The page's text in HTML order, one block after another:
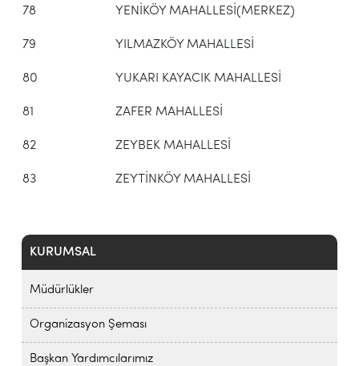
KURUMSAL
Müdürlükler
Organizasyon Şeması
Başkan Yardımcılarımız
78 YENİKÖY MAHALLESİ(MERKEZ)
79 YILMAZKÖY MAHALLESİ
80 YUKARI KAYACIK MAHALLESİ
81 ZAFER MAHALLESİ
82 ZEYBEK MAHALLESİ
83 ZEYTİNKÖY MAHALLESİ